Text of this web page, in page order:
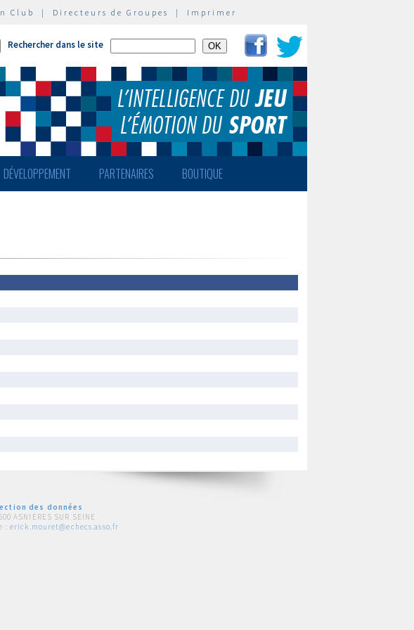
Club | Directeurs de Groupes | Imprimer
Rechercher dans le site
DÉVELOPPEMENT PARTENAIRES BOUTIQUE
des données
ASNIERES SUR SEINE
: erick.mouret@echecs.asso.fr